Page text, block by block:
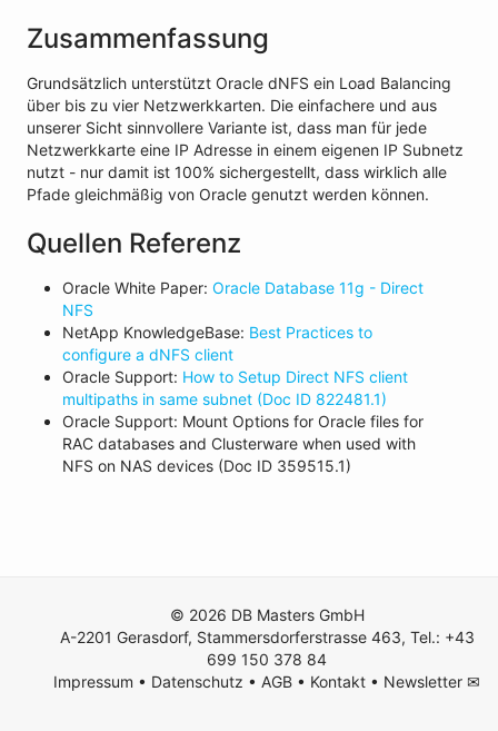
Zusammenfassung
Grundsätzlich unterstützt Oracle dNFS ein Load Balancing
über bis zu vier Netzwerkkarten. Die einfachere und aus
unserer Sicht sinnvollere Variante ist, dass man für jede
Netzwerkkarte eine IP Adresse in einem eigenen IP Subnetz
nutzt - nur damit ist 100% sichergestellt, dass wirklich alle
Pfade gleichmäßig von Oracle genutzt werden können.
Quellen Referenz
Oracle White Paper: Oracle Database 11g - Direct
NFS
NetApp KnowledgeBase: Best Practices to
configure a dNFS client
Oracle Support: How to Setup Direct NFS client
multipaths in same subnet (Doc ID 822481.1)
Oracle Support: Mount Options for Oracle files for
RAC databases and Clusterware when used with
NFS on NAS devices (Doc ID 359515.1)
© 2026 DB Masters GmbH
A-2201 Gerasdorf, Stammersdorferstrasse 463, Tel.: +43
699 150 378 84
Impressum • Datenschutz • AGB • Kontakt • Newsletter ✉